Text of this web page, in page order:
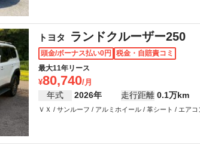
トヨタ ランドクルーザー250
頭金/ボーナス払い0円
税金・自賠責コミ
最大11年リース
80,740
年式 2026年 走行距離 0.1万km
ＶＸ / サンルーフ / アルミホイール / 革シート / エア